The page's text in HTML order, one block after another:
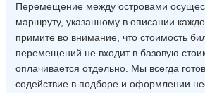
Перемещение между островами
маршруту, указанному в описании
примите во внимание, что стоимость
перемещений не входит в базовую
оплачивается отдельно. Мы всегда
содействие в подборе и оформлении